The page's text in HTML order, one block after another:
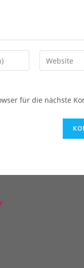
für die nächste